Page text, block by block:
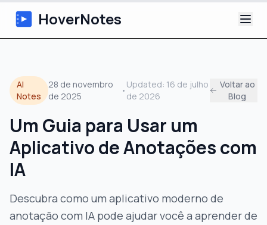
HoverNotes
Extension
Notas de Vídeo com IA
Tutoriais
Blog
AI
Notes
28 de novembro
de 2025
•
Updated: 16 de julho
de 2026
Voltar ao
Blog
Um Guia para Usar um
Aplicativo de Anotações com
IA
Descubra como um aplicativo moderno de
anotação com IA pode ajudar você a aprender de